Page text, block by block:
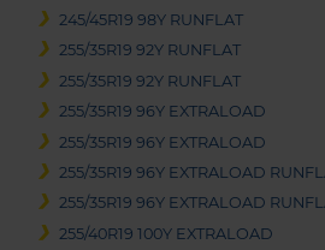
245/45R19 98Y RUNFLAT
255/35R19 92Y RUNFLAT
255/35R19 92Y RUNFLAT
255/35R19 96Y EXTRALOAD
255/35R19 96Y EXTRALOAD
255/35R19 96Y EXTRALOAD
255/35R19 96Y EXTRALOAD
255/40R19 100Y EXTRALOAD